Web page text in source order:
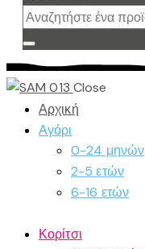
Close
Αρχική
Αγόρι
0-24 μηνών
2-5 ετών
6-16 ετών
Κορίτσι